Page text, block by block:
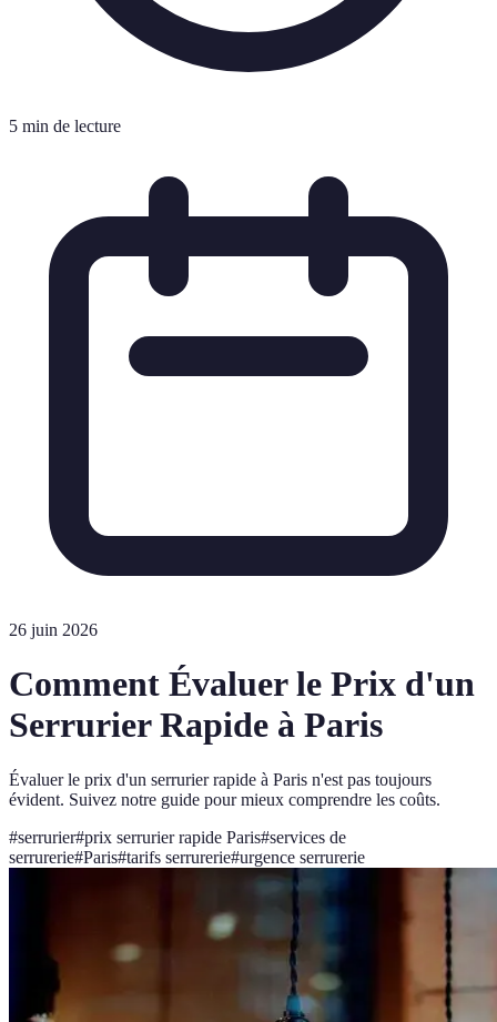
5 min de lecture
26 juin 2026
Comment Évaluer le Prix d'un
Serrurier Rapide à Paris
Évaluer le prix d'un serrurier rapide à Paris n'est pas toujours
évident. Suivez notre guide pour mieux comprendre les coûts.
#serrurier#prix serrurier rapide Paris#services de
serrurerie#Paris#tarifs serrurerie#urgence serrurerie